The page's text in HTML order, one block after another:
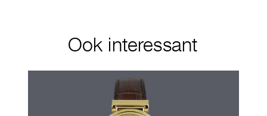
Ook interessant